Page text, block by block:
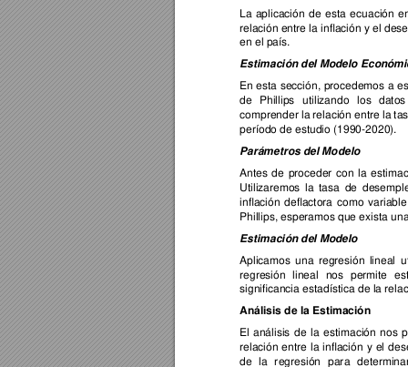
La aplicación de esta ecuación
relación entre la inflación y el
en el país.
Estimación del Modelo
En esta sección, procedemos a
de Phillips utilizando los datos
comprender la relación entre la
período de estudio (1990-2020).
Parámetros del Modelo
Antes de proceder con la
Utilizaremos la tasa de d
inflación deflactora como
Phillips, esperamos que exista
Estimación del Modelo
Aplicamos una regresión lineal
regresión lineal nos permite
significancia estadística de la
Análisis de la Estimación
El análisis de la estimación nos
relación entre la inflación y el
de la regresión para